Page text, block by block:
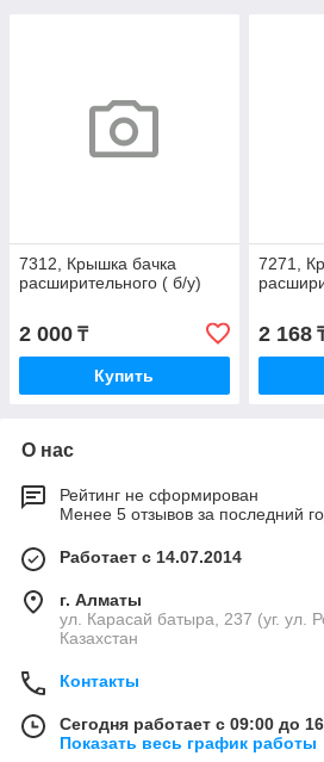
7312, Крышка бачка
расширительного ( б/у)
2 000 ₸
Купить
7271,
2 168
О нас
Рейтинг не сформирован
Менее 5 отзывов за последний
Работает с 14.07.2014
г. Алматы
ул. Карасай батыра, 237 (уг. ул.
Казахстан
Контакты
Сегодня работает с 09:00 до
Показать весь график работы